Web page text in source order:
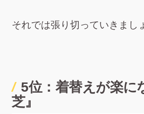
それでは張り切っていきまし
5位：着替えが楽に
芝』